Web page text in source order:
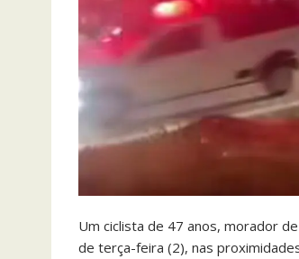
Um ciclista de 47 anos, morador
de terça-feira (2), nas